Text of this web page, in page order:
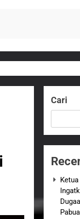
Rampung
Perkuat
ASI adalah Investasi
Cari